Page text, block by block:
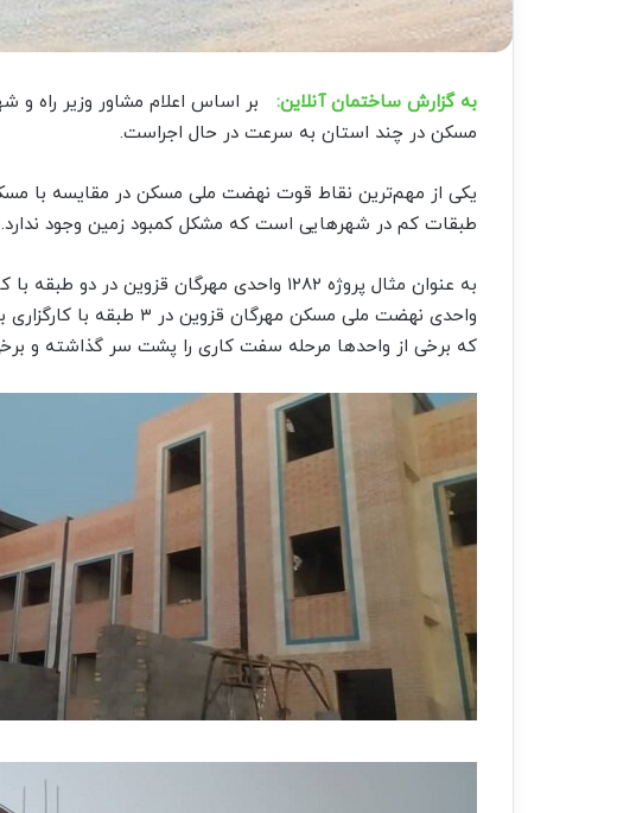
به گزارش ساختمان آنلاین:
بر اساس اعلام مشاور وزیر راه
مسکن در چند استان به سرعت در حال اجراست.
یکی از مهم‌ترین نقاط قوت نهضت ملی مسکن در مقایسه با
طبقات کم در شهرهایی است که مشکل کمبود زمین وجود ندارد.
واحدی نهضت ملی مسکن
که برخی از واحدها مرحله سفت کاری را پشت سر گذاشته و